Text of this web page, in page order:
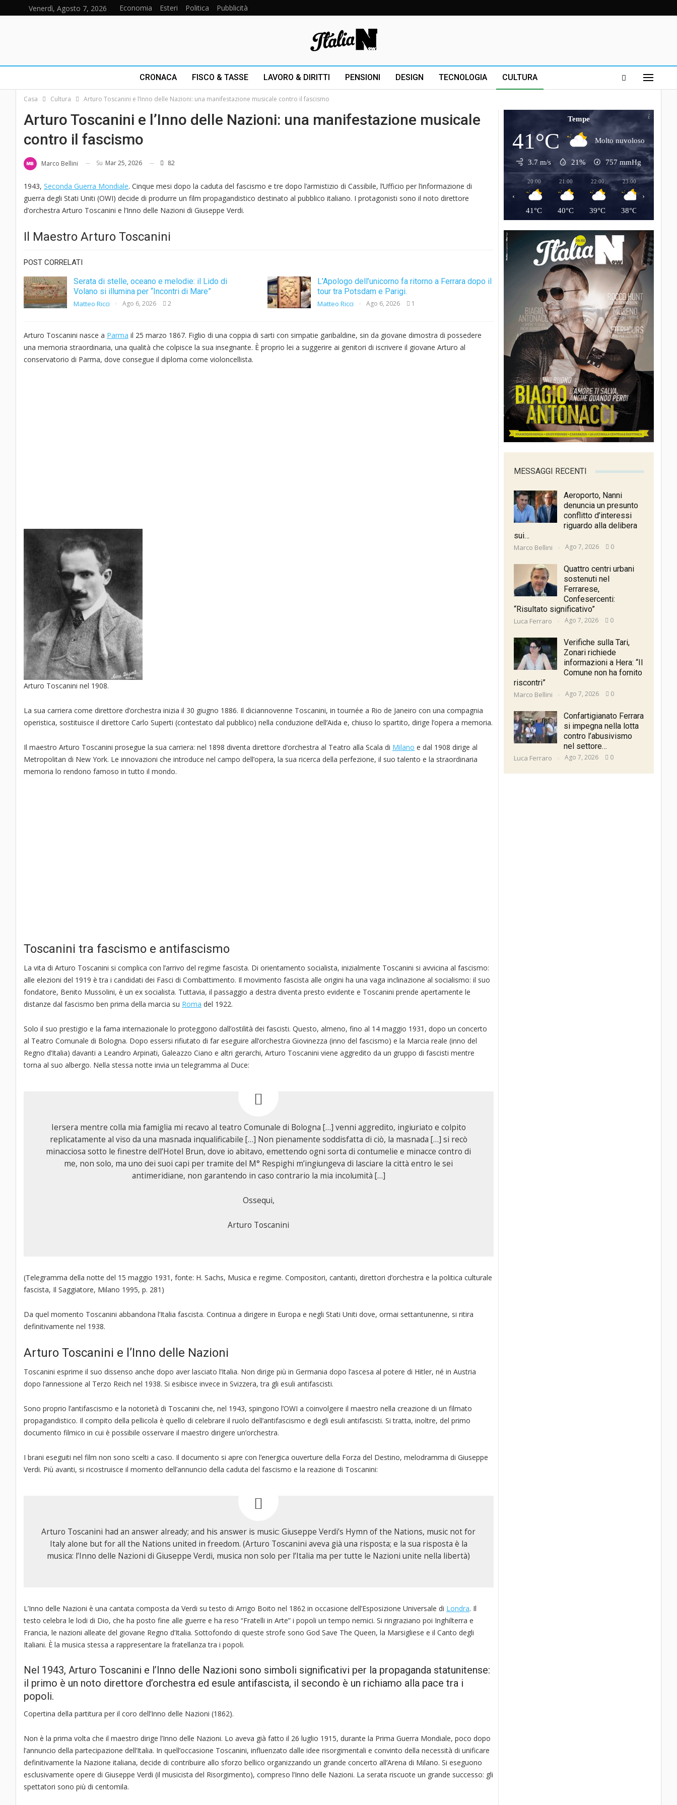
Venerdì, Agosto 7, 2026 Economia Esteri Politica Pubblicità
CRONACA FISCO & TASSE LAVORO & DIRITTI PENSIONI DESIGN TECNOLOGIA CULTURA
Casa Cultura Arturo Toscanini e l’Inno delle Nazioni: una manifestazione musicale contro il fascismo
Arturo Toscanini e l’Inno delle Nazioni: una manifestazione musicale
contro il fascismo
Marco Bellini Su Mar 25, 2026 82
1943, Seconda Guerra Mondiale. Cinque mesi dopo la caduta del fascismo e tre dopo l’armistizio di Cassibile, l’Ufficio per l’informazione di
guerra degli Stati Uniti (OWI) decide di produrre un film propagandistico destinato al pubblico italiano. I protagonisti sono il noto direttore
d’orchestra Arturo Toscanini e l’Inno delle Nazioni di Giuseppe Verdi.
Il Maestro Arturo Toscanini
POST CORRELATI
Serata di stelle, oceano e melodie: il Lido di
Volano si illumina per “Incontri di Mare”
Matteo Ricci Ago 6, 2026 2
L’Apologo dell’unicorno fa ritorno a Ferrara dopo il
tour tra Potsdam e Parigi.
Matteo Ricci Ago 6, 2026 1
Arturo Toscanini nasce a Parma il 25 marzo 1867. Figlio di una coppia di sarti con simpatie garibaldine, sin da giovane dimostra di possedere
una memoria straordinaria, una qualità che colpisce la sua insegnante. È proprio lei a suggerire ai genitori di iscrivere il giovane Arturo al
conservatorio di Parma, dove consegue il diploma come violoncellista.
Arturo Toscanini nel 1908.
La sua carriera come direttore d’orchestra inizia il 30 giugno 1886. Il diciannovenne Toscanini, in tournée a Rio de Janeiro con una compagnia
operistica, sostituisce il direttore Carlo Superti (contestato dal pubblico) nella conduzione dell’Aida e, chiuso lo spartito, dirige l’opera a memoria.
Il maestro Arturo Toscanini prosegue la sua carriera: nel 1898 diventa direttore d’orchestra al Teatro alla Scala di Milano e dal 1908 dirige al
Metropolitan di New York. Le innovazioni che introduce nel campo dell’opera, la sua ricerca della perfezione, il suo talento e la straordinaria
memoria lo rendono famoso in tutto il mondo.
Toscanini tra fascismo e antifascismo
La vita di Arturo Toscanini si complica con l’arrivo del regime fascista. Di orientamento socialista, inizialmente Toscanini si avvicina al fascismo:
alle elezioni del 1919 è tra i candidati dei Fasci di Combattimento. Il movimento fascista alle origini ha una vaga inclinazione al socialismo: il suo
fondatore, Benito Mussolini, è un ex socialista. Tuttavia, il passaggio a destra diventa presto evidente e Toscanini prende apertamente le
distanze dal fascismo ben prima della marcia su Roma del 1922.
Solo il suo prestigio e la fama internazionale lo proteggono dall’ostilità dei fascisti. Questo, almeno, fino al 14 maggio 1931, dopo un concerto
al Teatro Comunale di Bologna. Dopo essersi rifiutato di far eseguire all’orchestra Giovinezza (inno del fascismo) e la Marcia reale (inno del
Regno d’Italia) davanti a Leandro Arpinati, Galeazzo Ciano e altri gerarchi, Arturo Toscanini viene aggredito da un gruppo di fascisti mentre
torna al suo albergo. Nella stessa notte invia un telegramma al Duce:
Iersera mentre colla mia famiglia mi recavo al teatro Comunale di Bologna […] venni aggredito, ingiuriato e colpito
replicatamente al viso da una masnada inqualificabile […] Non pienamente soddisfatta di ciò, la masnada […] si recò
minacciosa sotto le finestre dell’Hotel Brun, dove io abitavo, emettendo ogni sorta di contumelie e minacce contro di
me, non solo, ma uno dei suoi capi per tramite del M° Respighi m’ingiungeva di lasciare la città entro le sei
antimeridiane, non garantendo in caso contrario la mia incolumità […]
Ossequi,
Arturo Toscanini
(Telegramma della notte del 15 maggio 1931, fonte: H. Sachs, Musica e regime. Compositori, cantanti, direttori d’orchestra e la politica culturale
fascista, Il Saggiatore, Milano 1995, p. 281)
Da quel momento Toscanini abbandona l’Italia fascista. Continua a dirigere in Europa e negli Stati Uniti dove, ormai settantunenne, si ritira
definitivamente nel 1938.
Arturo Toscanini e l’Inno delle Nazioni
Toscanini esprime il suo dissenso anche dopo aver lasciato l’Italia. Non dirige più in Germania dopo l’ascesa al potere di Hitler, né in Austria
dopo l’annessione al Terzo Reich nel 1938. Si esibisce invece in Svizzera, tra gli esuli antifascisti.
Sono proprio l’antifascismo e la notorietà di Toscanini che, nel 1943, spingono l’OWI a coinvolgere il maestro nella creazione di un filmato
propagandistico. Il compito della pellicola è quello di celebrare il ruolo dell’antifascismo e degli esuli antifascisti. Si tratta, inoltre, del primo
documento filmico in cui è possibile osservare il maestro dirigere un’orchestra.
I brani eseguiti nel film non sono scelti a caso. Il documento si apre con l’energica ouverture della Forza del Destino, melodramma di Giuseppe
Verdi. Più avanti, si ricostruisce il momento dell’annuncio della caduta del fascismo e la reazione di Toscanini:
Arturo Toscanini had an answer already; and his answer is music: Giuseppe Verdi’s Hymn of the Nations, music not for
Italy alone but for all the Nations united in freedom. (Arturo Toscanini aveva già una risposta; e la sua risposta è la
musica: l’Inno delle Nazioni di Giuseppe Verdi, musica non solo per l’Italia ma per tutte le Nazioni unite nella libertà)
L’Inno delle Nazioni è una cantata composta da Verdi su testo di Arrigo Boito nel 1862 in occasione dell’Esposizione Universale di Londra. Il
testo celebra le lodi di Dio, che ha posto fine alle guerre e ha reso “Fratelli in Arte” i popoli un tempo nemici. Si ringraziano poi Inghilterra e
Francia, le nazioni alleate del giovane Regno d’Italia. Sottofondo di queste strofe sono God Save The Queen, la Marsigliese e il Canto degli
Italiani. È la musica stessa a rappresentare la fratellanza tra i popoli.
Nel 1943, Arturo Toscanini e l’Inno delle Nazioni sono simboli significativi per la propaganda statunitense:
il primo è un noto direttore d’orchestra ed esule antifascista, il secondo è un richiamo alla pace tra i
popoli.
Copertina della partitura per il coro dell’Inno delle Nazioni (1862).
Non è la prima volta che il maestro dirige l’Inno delle Nazioni. Lo aveva già fatto il 26 luglio 1915, durante la Prima Guerra Mondiale, poco dopo
l’annuncio della partecipazione dell’Italia. In quell’occasione Toscanini, influenzato dalle idee risorgimentali e convinto della necessità di unificare
definitivamente la Nazione italiana, decide di contribuire allo sforzo bellico organizzando un grande concerto all’Arena di Milano. Si eseguono
esclusivamente opere di Giuseppe Verdi (il musicista del Risorgimento), compreso l’Inno delle Nazioni. La serata riscuote un grande successo: gli
spettatori sono più di centomila.
Tempe
41°C Molto nuvoloso
3.7 m/s 21% 757 mmHg
20:00
41°C
21:00
40°C
22:00
39°C
23:00
38°C
‹ ›
MESSAGGI RECENTI
Aeroporto, Nanni
denuncia un presunto
conflitto d’interessi
riguardo alla delibera
sui…
Marco Bellini Ago 7, 2026 0
Quattro centri urbani
sostenuti nel
Ferrarese,
Confesercenti:
“Risultato significativo”
Luca Ferraro Ago 7, 2026 0
Verifiche sulla Tari,
Zonari richiede
informazioni a Hera: “Il
Comune non ha fornito
riscontri”
Marco Bellini Ago 7, 2026 0
Confartigianato Ferrara
si impegna nella lotta
contro l’abusivismo
nel settore…
Luca Ferraro Ago 7, 2026 0